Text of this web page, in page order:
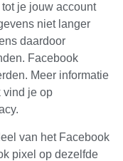
je jouw account
niet langer
daardoor
Facebook
Meer informatie
vind je op
van het Facebook
pixel op dezelfde